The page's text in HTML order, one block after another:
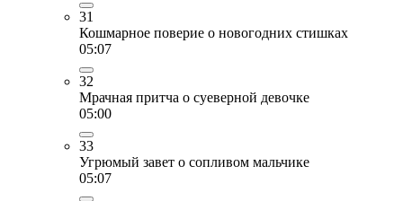
31
Кошмарное поверие о новогодних стишках
05:07
32
Мрачная притча о суеверной девочке
05:00
33
Угрюмый завет о сопливом мальчике
05:07